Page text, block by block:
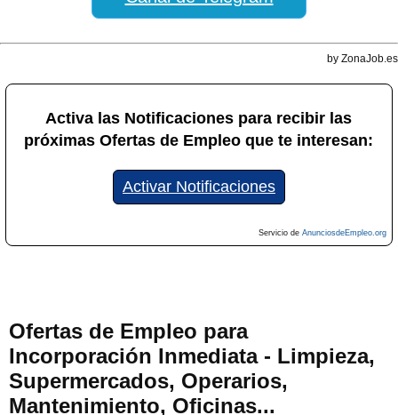
by ZonaJob.es
Activa las Notificaciones para recibir las
próximas Ofertas de Empleo que te interesan:
Activar Notificaciones
Servicio de AnunciosdeEmpleo.org
Ofertas de Empleo para
Incorporación Inmediata - Limpieza,
Supermercados, Operarios,
Mantenimiento, Oficinas...